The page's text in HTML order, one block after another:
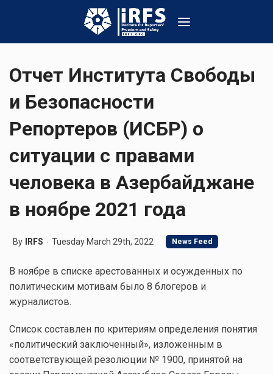
Отчет Института Свободы
и Безопасности
Репортеров (ИСБР) о
ситуации с правами
человека в Азербайджане
в ноябре 2021 года
By IRFS Tuesday March 29th, 2022 News Feed
В ноябре в списке арестованных и осужденных по
политическим мотивам было 8 блогеров и
журналистов.
Список составлен по критериям определения понятия
«политический заключенный», изложенным в
соответствующей резолюции № 1900, принятой на